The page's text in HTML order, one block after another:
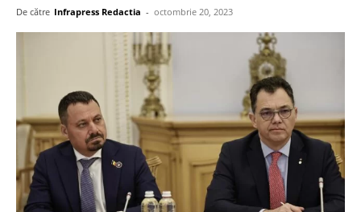
De către Infrapress Redactia - octombrie 20, 2023